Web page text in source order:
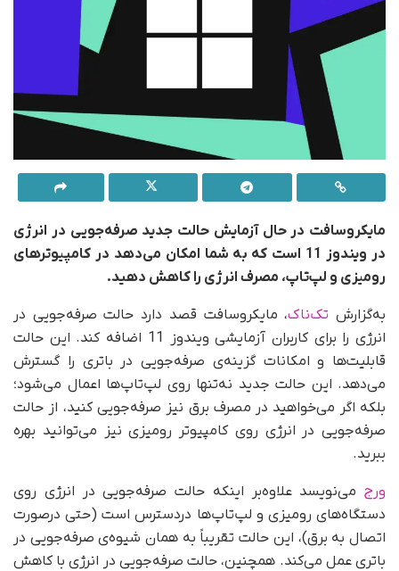
مایکروسافت در حال آزمایش حالت جدید صرفه‌جویی در انرژی
در ویندوز 11 است که به شما امکان می‌دهد در کامپیوترهای
رومیزی و لپ‌تاپ، مصرف انرژی را کاهش دهید.
به‌گزارش تک‌ناک، مایکروسافت قصد دارد حالت صرفه‌جویی در
انرژی را برای کاربران آزمایشی ویندوز 11 اضافه کند. این حالت
قابلیت‌ها و امکانات گزینه‌ی صرفه‌جویی در باتری را گسترش
می‌دهد. این حالت جدید نه‌تنها روی لپ‌تاپ‌ها اعمال می‌شود؛
بلکه اگر می‌خواهید در مصرف برق نیز صرفه‌جویی کنید، از حالت
صرفه‌جویی در انرژی روی کامپیوتر رومیزی نیز می‌توانید بهره
ببرید.
ورج می‌نویسد علاوه‌بر اینکه حالت صرفه‌جویی در انرژی روی
دستگاه‌های رومیزی و لپ‌تاپ‌ها دردسترس است (حتی درصورت
اتصال به برق)، این حالت تقریباً به همان شیوه‌ی صرفه‌جویی در
باتری عمل می‌کند. همچنین، حالت صرفه‌جویی در انرژی با کاهش